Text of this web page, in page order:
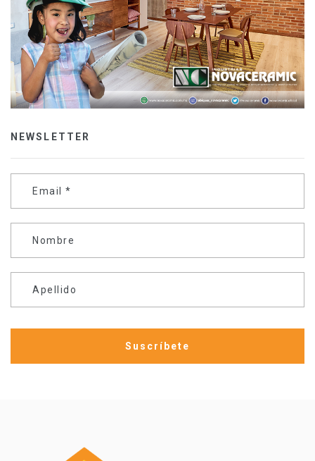
NEWSLETTER
Email *
Nombre
Apellido